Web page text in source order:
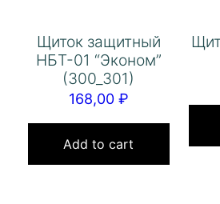
Щиток защитный
НБТ-01 “Эконом”
(300_301)
168,00 ₽
Add to cart